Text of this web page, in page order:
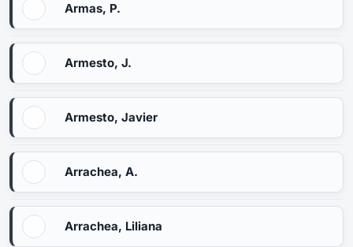
Armas, P.
Armesto, J.
Armesto, Javier
Arrachea, A.
Arrachea, Liliana